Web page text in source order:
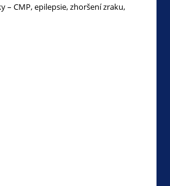
CMP, epilepsie, zhoršení zraku,